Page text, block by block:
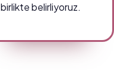
birlikte belirliyoruz.